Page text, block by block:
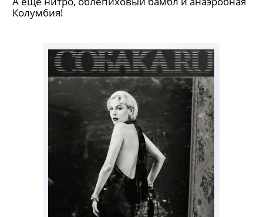
А еще нитро, облепиховый бамбл и анаэробная